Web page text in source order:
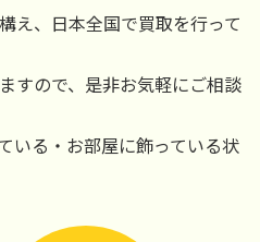
え、日本全国で買取を行って
すので、是非お気軽にご相談
いる・お部屋に飾っている状